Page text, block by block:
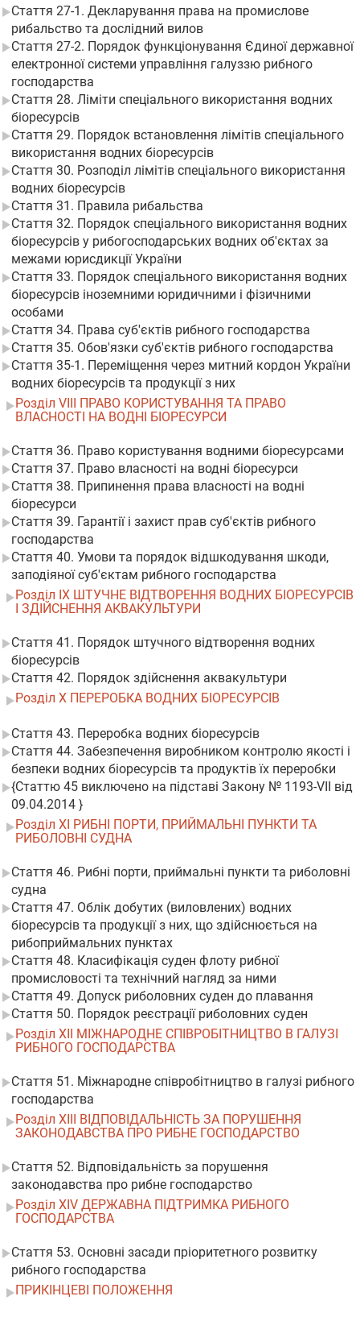
Стаття 27-1. Декларування права на промислове
рибальство та дослідний вилов
Стаття 27-2. Порядок функціонування Єдиної державної
електронної системи управління галуззю рибного
господарства
Стаття 28. Ліміти спеціального використання водних
біоресурсів
Стаття 29. Порядок встановлення лімітів спеціального
використання водних біоресурсів
Стаття 30. Розподіл лімітів спеціального використання
водних біоресурсів
Стаття 31. Правила рибальства
Стаття 32. Порядок спеціального використання водних
біоресурсів у рибогосподарських водних об'єктах за
межами юрисдикції України
Стаття 33. Порядок спеціального використання водних
біоресурсів іноземними юридичними і фізичними
особами
Стаття 34. Права суб'єктів рибного господарства
Стаття 35. Обов'язки суб'єктів рибного господарства
Стаття 35-1. Переміщення через митний кордон України
водних біоресурсів та продукції з них
Розділ VIII ПРАВО КОРИСТУВАННЯ ТА ПРАВО
ВЛАСНОСТІ НА ВОДНІ БІОРЕСУРСИ
Стаття 36. Право користування водними біоресурсами
Стаття 37. Право власності на водні біоресурси
Стаття 38. Припинення права власності на водні
біоресурси
Стаття 39. Гарантії і захист прав суб'єктів рибного
господарства
Стаття 40. Умови та порядок відшкодування шкоди,
заподіяної суб'єктам рибного господарства
Розділ IX ШТУЧНЕ ВІДТВОРЕННЯ ВОДНИХ БІОРЕСУРСІВ
І ЗДІЙСНЕННЯ АКВАКУЛЬТУРИ
Стаття 41. Порядок штучного відтворення водних
біоресурсів
Стаття 42. Порядок здійснення аквакультури
Розділ X ПЕРЕРОБКА ВОДНИХ БІОРЕСУРСІВ
Стаття 43. Переробка водних біоресурсів
Стаття 44. Забезпечення виробником контролю якості і
безпеки водних біоресурсів та продуктів їх переробки
{Статтю 45 виключено на підставі Закону № 1193-VII від
09.04.2014 }
Розділ XI РИБНІ ПОРТИ, ПРИЙМАЛЬНІ ПУНКТИ ТА
РИБОЛОВНІ СУДНА
Стаття 46. Рибні порти, приймальні пункти та риболовні
судна
Стаття 47. Облік добутих (виловлених) водних
біоресурсів та продукції з них, що здійснюється на
рибоприймальних пунктах
Стаття 48. Класифікація суден флоту рибної
промисловості та технічний нагляд за ними
Стаття 49. Допуск риболовних суден до плавання
Стаття 50. Порядок реєстрації риболовних суден
Розділ XII МІЖНАРОДНЕ СПІВРОБІТНИЦТВО В ГАЛУЗІ
РИБНОГО ГОСПОДАРСТВА
Стаття 51. Міжнародне співробітництво в галузі рибного
господарства
Розділ XIII ВІДПОВІДАЛЬНІСТЬ ЗА ПОРУШЕННЯ
ЗАКОНОДАВСТВА ПРО РИБНЕ ГОСПОДАРСТВО
Стаття 52. Відповідальність за порушення
законодавства про рибне господарство
Розділ XIV ДЕРЖАВНА ПІДТРИМКА РИБНОГО
ГОСПОДАРСТВА
Стаття 53. Основні засади пріоритетного розвитку
рибного господарства
ПРИКІНЦЕВІ ПОЛОЖЕННЯ